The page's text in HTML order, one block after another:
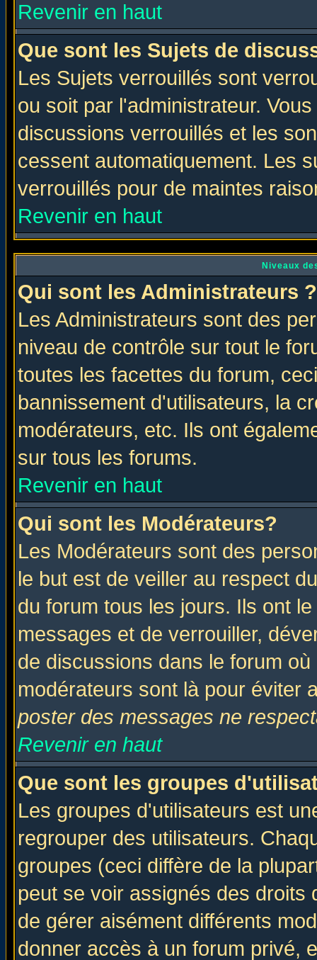
Revenir en haut
Que sont les Sujets de
Les Sujets verrouillés sont
ou soit par l'administrateur.
discussions verrouillés et les
cessent automatiquement. Les
verrouillés pour de maintes
Revenir en haut
Niveaux
Qui sont les Administrateurs ?
Les Administrateurs sont des
niveau de contrôle sur tout le
toutes les facettes du forum,
bannissement d'utilisateurs, la
modérateurs, etc. Ils ont
sur tous les forums.
Revenir en haut
Qui sont les Modérateurs?
Les Modérateurs sont des
le but est de veiller au respect
du forum tous les jours. Ils ont
messages et de verrouiller,
de discussions dans le forum
modérateurs sont là pour éviter
poster des messages ne
Revenir en haut
Que sont les groupes
Les groupes d'utilisateurs est
regrouper des utilisateurs.
groupes (ceci diffère de la
peut se voir assignés des
de gérer aisément différents
donner accès à un forum privé,